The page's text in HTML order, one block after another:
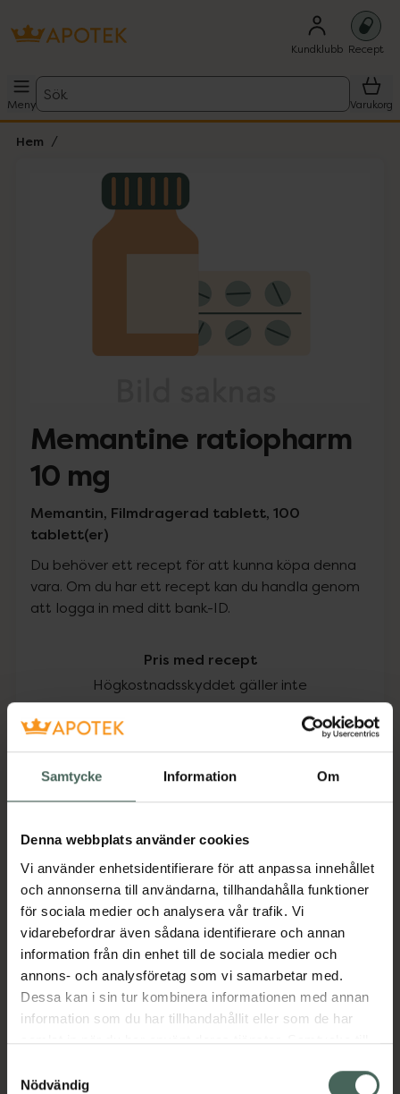
Samtycke Information Om
Denna webbplats använder cookies
Vi använder enhetsidentifierare för att anpassa innehållet
och annonserna till användarna, tillhandahålla funktioner
för sociala medier och analysera vår trafik. Vi
vidarebefordrar även sådana identifierare och annan
information från din enhet till de sociala medier och
annons- och analysföretag som vi samarbetar med.
Dessa kan i sin tur kombinera informationen med annan
information som du har tillhandahållit eller som de har
samlat in när du har använt deras tjänster. Samtycke till
återkalla ditt samtycke via webbplatsens
Nödvändig
Kundklubb Recept
Meny
Sök
Varukorg
Hem
Lista: . Innehåller 1 objekt.
Memantine ratiopharm
10 mg
Memantin, Filmdragerad tablett, 100
tablett(er)
Du behöver ett recept för att kunna köpa denna
vara. Om du har ett recept kan du handla genom
att logga in med ditt bank-ID.
Pris med recept
Högkostnadsskyddet gäller inte
572,49 kr
I apotek: 572,49 kr
Aktuella erbjudanden
Beskrivning Dölj
EAN:07046261275279